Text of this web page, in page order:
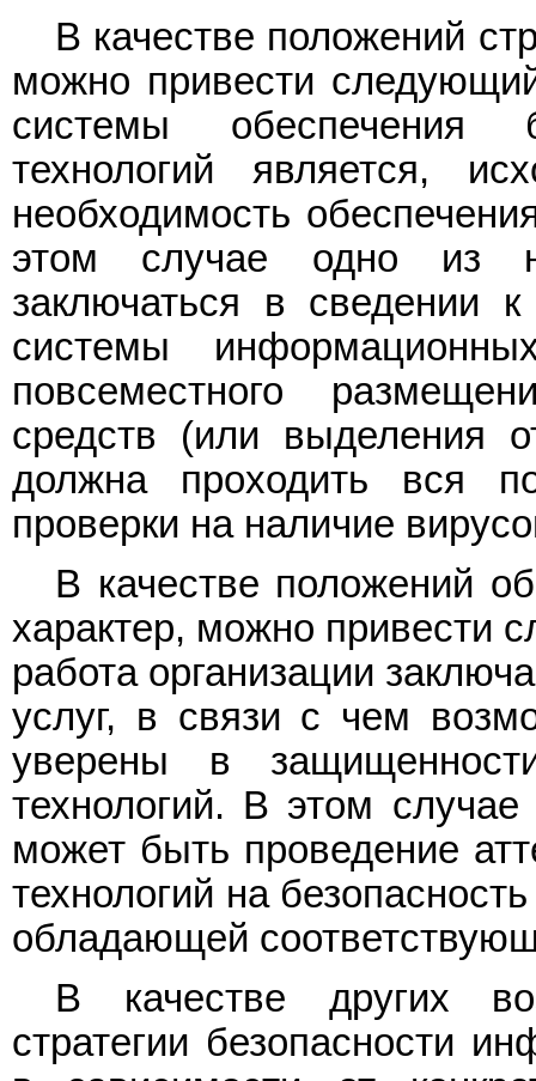
В качестве положений
можно привести
системы обеспечения
технологий является,
необходимость
этом случае одно из
заключаться в сведении
системы
повсеместного
средств (или выделения
должна проходить вся
проверки на наличие
В качестве положений
характер, можно привести
работа организации
услуг, в связи с чем
уверены в
технологий. В этом
может быть проведение
технологий на
обладающей
В качестве других
стратегии безопасности